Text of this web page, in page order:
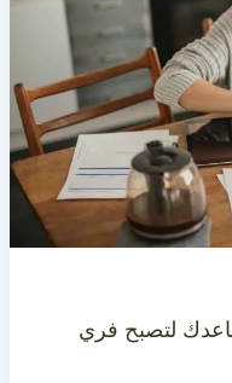
لتصبح فري